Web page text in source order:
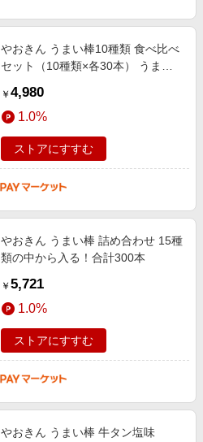
やおきん うまい棒10種類 食べ比べ
セット（10種類×各30本） うまい
子 お菓子 スナック菓子 食べ比
￥ 4,980
1.0%
ストアにすすむ
やおきん うまい棒 詰め合わせ 15種
類の中から入る！合計300本
￥ 5,721
1.0%
ストアにすすむ
やおきん うまい棒 牛タン塩味